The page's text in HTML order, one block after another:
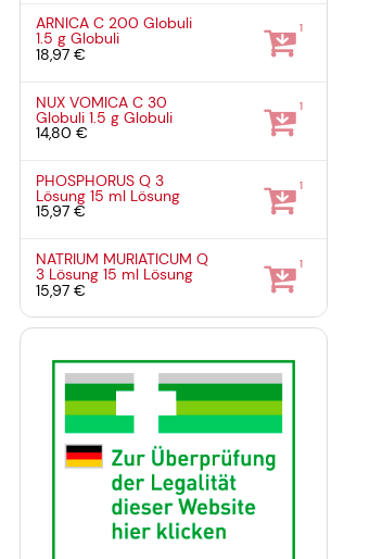
ARNICA C 200 Globuli
1.5 gGlobuli
18,97 €
1
NUX VOMICA C 30
Globuli1.5 gGlobuli
14,80 €
1
PHOSPHORUS Q 3
Lösung15 ml Lösung
15,97 €
1
NATRIUM MURIATICUM Q
3 Lösung15 ml Lösung
15,97 €
1